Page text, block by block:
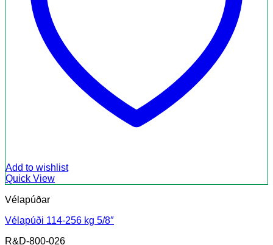
Add to wishlist
Quick View
Vélapúðar
Vélapúði 114-256 kg 5/8″
R&D-800-026